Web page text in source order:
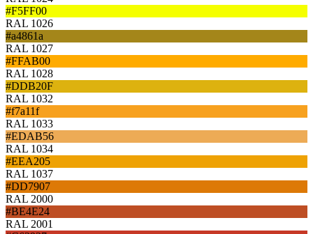
#F5FF00
RAL 1026
#a4861a
RAL 1027
#FFAB00
RAL 1028
#DDB20F
RAL 1032
#f7a11f
RAL 1033
#EDAB56
RAL 1034
#EEA205
RAL 1037
#DD7907
RAL 2000
#BE4E24
RAL 2001